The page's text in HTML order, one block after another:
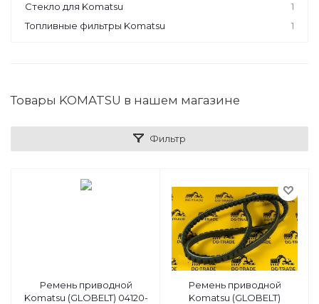
Стекло для Komatsu
1
Топливные фильтры Komatsu
1
Товары KOMATSU в нашем магазине
Фильтр
Ремень приводной
Komatsu (GLOBELT) 04120-
Ремень приводной
Komatsu (GLOBELT)